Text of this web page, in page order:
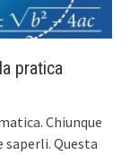
pratica
Chiunque
Questa